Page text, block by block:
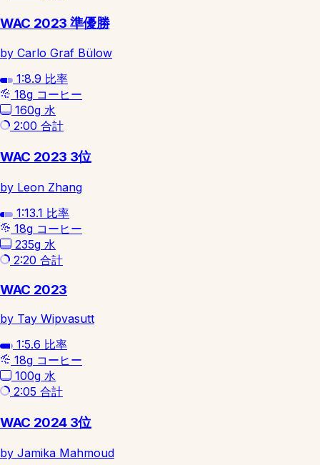
WAC 2023 準優勝
by Carlo Graf Bülow
1:8.9 比率
18g コーヒー
160g 水
2:00 合計
WAC 2023 3位
by Leon Zhang
1:13.1 比率
18g コーヒー
235g 水
2:20 合計
WAC 2023
by Tay Wipvasutt
1:5.6 比率
18g コーヒー
100g 水
2:05 合計
WAC 2024 3位
by Jamika Mahmoud